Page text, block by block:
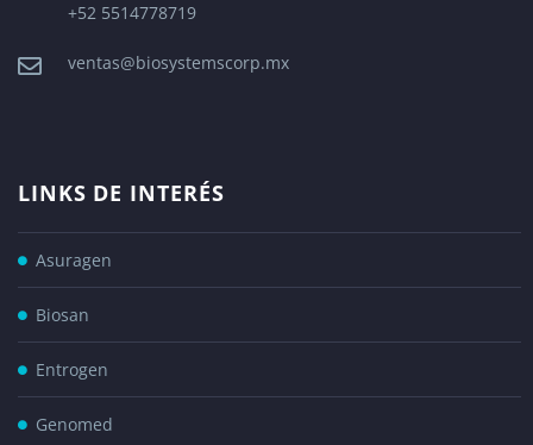
+52 5514778719
ventas@biosystemscorp.mx
LINKS DE INTERÉS
Asuragen
Biosan
Entrogen
Genomed